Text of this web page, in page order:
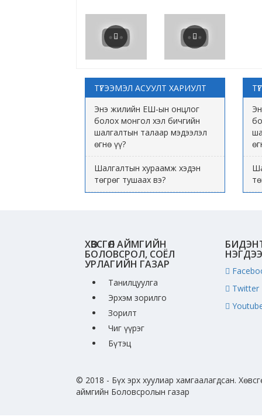
ТҮГЭЭМЭЛ АСУУЛТ ХАРИУЛТ
Энэ жилийн ЕШ-ын онцлог
болох монгол хэл бичгийн
шалгалтын талаар мэдээлэл
өгнө үү?
Шалгалтын хураамж хэдэн
төгрөг тушаах вэ?
ХӨВСГӨЛ АЙМГИЙН
БОЛОВСРОЛ, СОЁЛ
УРЛАГИЙН ГАЗАР
Танилцуулга
Эрхэм зорилго
Зорилт
Чиг үүрэг
Бүтэц
Twitter
© 2018 - Бүх эрх хуулиар хамгаалагдсан.
аймгийн Боловсролын газар